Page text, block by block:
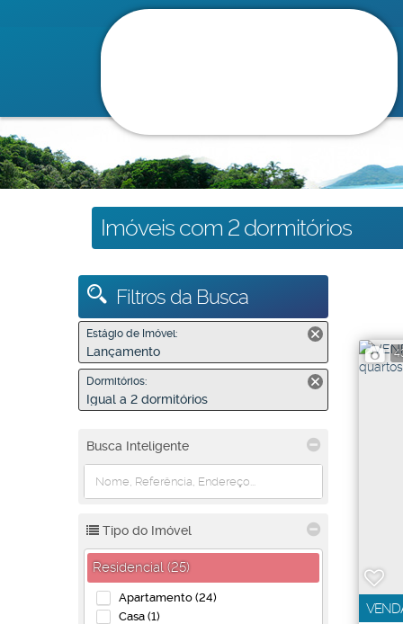
Imóveis com 2 dormitórios
Filtros da Busca
Estágio de Imóvel:
Lançamento
Dormitórios:
Igual a 2 dormitórios
Busca Inteligente
Tipo do Imóvel
Residencial (25)
Apartamento (24)
Casa (1)